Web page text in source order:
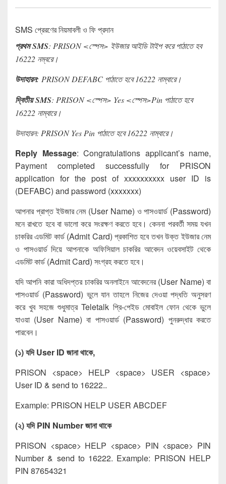
SMS প্রেরণের নিয়মাবলী ও ফি প্রদান
প্রথম SMS: PRISON <স্পেস> ইউজার আইডি টাইপ করে পাঠাতে হব
16222 নম্বরে।
উদাহারন: PRISON DEFABC পাঠাতে হবে 16222 নাম্বারে।
দ্বিতীয় SMS: PRISON <স্পেস> Yes <স্পেস>Pin পাঠাতে হবে
16222 নাম্বারে।
উদাহারন: PRISON Yes Pin পাঠাতে হবে 16222 নাম্বারে।
Reply Message: Congratulations applicant’s name,
Payment completed successfully for PRISON
application for the post of xxxxxxxxxx user ID is
(DEFABC) and password (xxxxxxx)
আপনার প্রাপ্ত ইউজার নেম (User Name) ও পাসওয়ার্ড (Password)
মনে রাখতে হবে বা ভালো করে সংরক্ষণ করতে হবে। কেননা পরবর্তী সময় যখন
চাকরির এডমিট কার্ড (Admit Card) প্রকাশিত হবে তখন উক্ত ইউজার নেম
ও পাসওয়ার্ড দিয়ে আপনাকে অফিসিয়াল চাকরির আবেদন ওয়েবসাইট থেকে
এডমিট কার্ড (Admit Card) সংগ্রহ করতে হবে।
যদি আপনি কারা অধিদপ্তর চাকরির অনলাইনে আবেদনের (User Name) বা
পাসওয়ার্ড (Password) ভুলে যান তাহলে নিজের দেওয়া পদ্ধতি অনুসরণ
করে খুব সহজে শুধুমাত্র Teletalk প্রি-পেইড মোবাইল ফোন থেকে ভুলে
যাওয়া (User Name) বা পাসওয়ার্ড (Password) পুনরুদ্ধার করতে
পারবেন।
(১) যদি User ID জানা থাকে,
PRISON <space> HELP <space> USER <space>
User ID & send to 16222..
Example: PRISON HELP USER ABCDEF
(২) যদি PIN Number জানা থাকে
PRISON <space> HELP <space> PIN <space> PIN
Number & send to 16222. Example: PRISON HELP
PIN 87654321